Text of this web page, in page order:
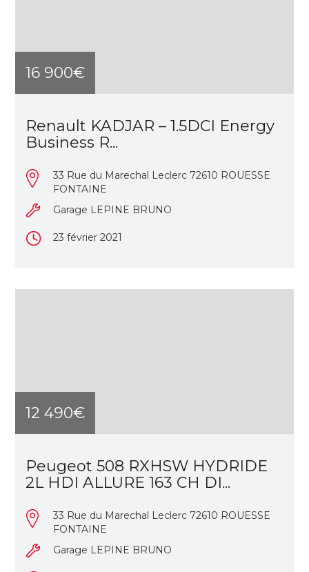
16 900€
Renault KADJAR – 1.5DCI Energy
Business R...
33 Rue du Marechal Leclerc 72610 ROUESSE
FONTAINE
Garage LEPINE BRUNO
23 février 2021
12 490€
Peugeot 508 RXHSW HYDRIDE
2L HDI ALLURE 163 CH DI...
33 Rue du Marechal Leclerc 72610 ROUESSE
FONTAINE
Garage LEPINE BRUNO